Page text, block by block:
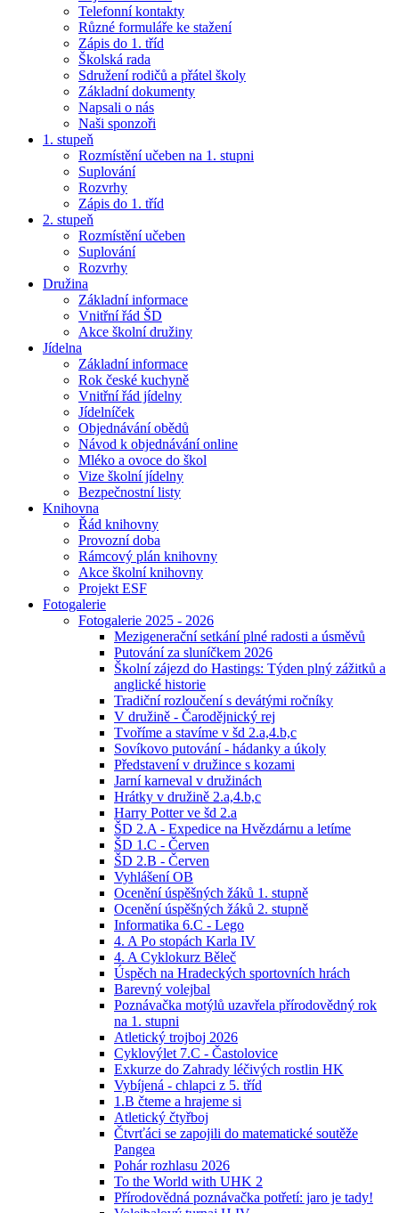
Telefonní kontakty
Různé formuláře ke stažení
Zápis do 1. tříd
Školská rada
Sdružení rodičů a přátel školy
Základní dokumenty
Napsali o nás
Naši sponzoři
1. stupeň
Rozmístění učeben na 1. stupni
Suplování
Rozvrhy
Zápis do 1. tříd
2. stupeň
Rozmístění učeben
Suplování
Rozvrhy
Družina
Základní informace
Vnitřní řád ŠD
Akce školní družiny
Jídelna
Základní informace
Rok české kuchyně
Vnitřní řád jídelny
Jídelníček
Objednávání obědů
Návod k objednávání online
Mléko a ovoce do škol
Vize školní jídelny
Bezpečnostní listy
Knihovna
Řád knihovny
Provozní doba
Rámcový plán knihovny
Akce školní knihovny
Projekt ESF
Fotogalerie
Fotogalerie 2025 - 2026
Mezigenerační setkání plné radosti a úsměvů
Putování za sluníčkem 2026
Školní zájezd do Hastings: Týden plný zážitků a
anglické historie
Tradiční rozloučení s devátými ročníky
V družině - Čarodějnický rej
Tvoříme a stavíme v šd 2.a,4.b,c
Sovíkovo putování - hádanky a úkoly
Představení v družince s kozami
Jarní karneval v družinách
Hrátky v družině 2.a,4.b,c
Harry Potter ve šd 2.a
ŠD 2.A - Expedice na Hvězdárnu a letíme
ŠD 1.C - Červen
ŠD 2.B - Červen
Vyhlášení OB
Ocenění úspěšných žáků 1. stupně
Ocenění úspěšných žáků 2. stupně
Informatika 6.C - Lego
4. A Po stopách Karla IV
4. A Cyklokurz Běleč
Úspěch na Hradeckých sportovních hrách
Barevný volejbal
Poznávačka motýlů uzavřela přírodovědný rok
na 1. stupni
Atletický trojboj 2026
Cyklovýlet 7.C - Častolovice
Exkurze do Zahrady léčivých rostlin HK
Vybíjená - chlapci z 5. tříd
1.B čteme a hrajeme si
Atletický čtyřboj
Čtvrťáci se zapojili do matematické soutěže
Pangea
Pohár rozhlasu 2026
To the World with UHK 2
Přírodovědná poznávačka potřetí: jaro je tady!